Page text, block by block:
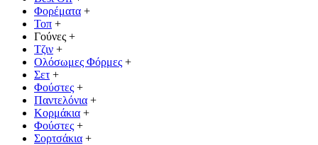
Φορέματα +
Τοπ +
Γούνες +
Τζιν +
Ολόσωμες Φόρμες +
Σετ +
Φούστες +
Παντελόνια +
Κορμάκια +
Φούστες +
Σορτσάκια +